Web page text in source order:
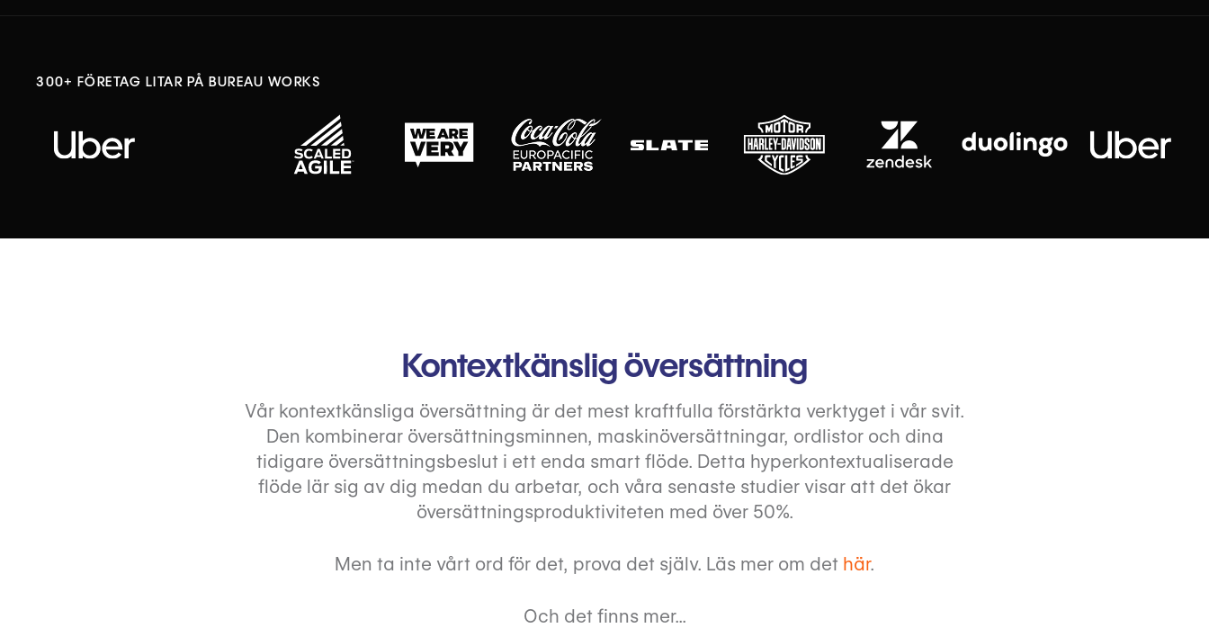
300+ FÖRETAG LITAR PÅ BUREAU WORKS
Kontextkänslig översättning
Vår kontextkänsliga översättning är det mest kraftfulla förstärkta verktyget i vår svit.
Den kombinerar översättningsminnen, maskinöversättningar, ordlistor och dina
tidigare översättningsbeslut i ett enda smart flöde. Detta hyperkontextualiserade
flöde lär sig av dig medan du arbetar, och våra senaste studier visar att det ökar
översättningsproduktiviteten med över 50%.
Men ta inte vårt ord för det, prova det själv. Läs mer om det här.
Och det finns mer...